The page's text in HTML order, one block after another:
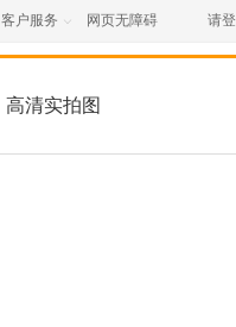
客户服务  网页无障碍 请
高清实拍图